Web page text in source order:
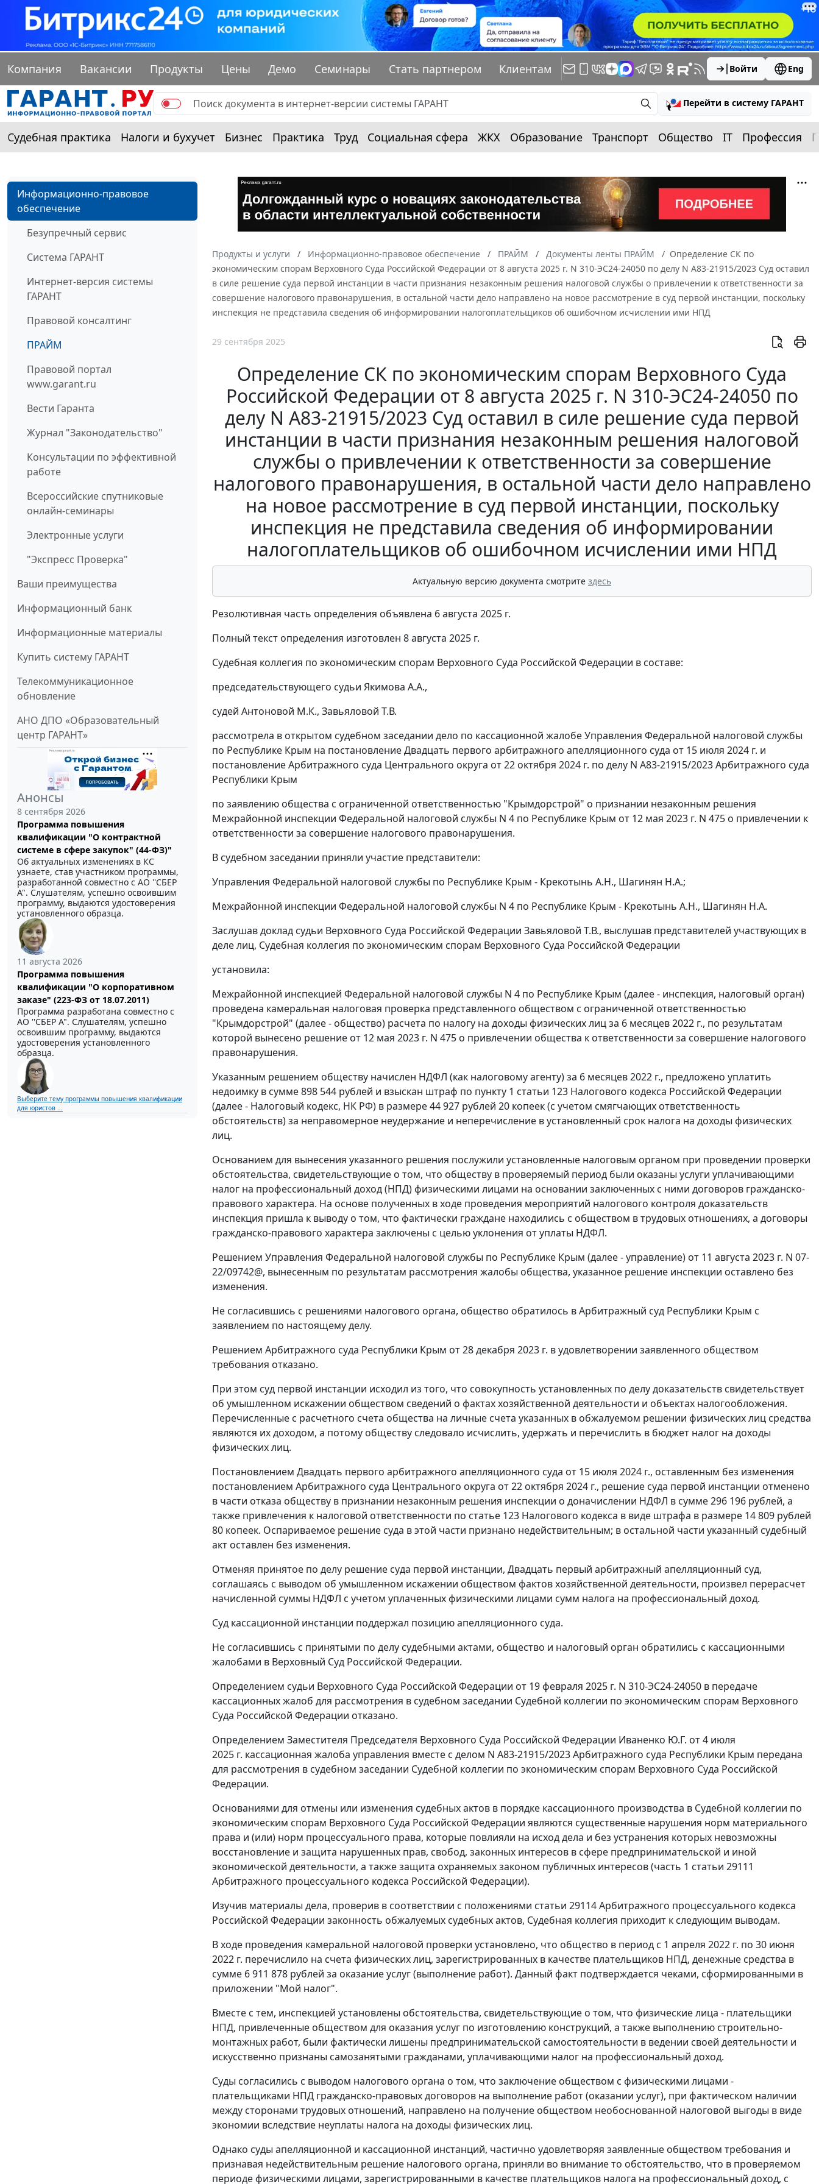
Компания Вакансии Продукты Цены Демо Семинары Стать партнером Клиентам Войти Eng
Перейти в систему ГАРАНТ
Судебная практика Налоги и бухучет Бизнес Практика Труд Социальная сфера ЖКХ Образование Транспорт Общество IT Профессия
Информационно-правовое
обеспечение
Безупречный сервис
Система ГАРАНТ
Интернет-версия системы
ГАРАНТ
Правовой консалтинг
ПРАЙМ
Правовой портал
www.garant.ru
Вести Гаранта
Журнал "Законодательство"
Консультации по эффективной
работе
Всероссийские спутниковые
онлайн-семинары
Электронные услуги
"Экспресс Проверка"
Ваши преимущества
Информационный банк
Информационные материалы
Купить систему ГАРАНТ
Телекоммуникационное
обновление
АНО ДПО «Образовательный
центр ГАРАНТ»
Анонсы
8 сентября 2026
Программа повышения
квалификации "О контрактной
системе в сфере закупок" (44-ФЗ)"
Об актуальных изменениях в КС
узнаете, став участником программы,
разработанной совместно с АО ''СБЕР
А". Слушателям, успешно освоившим
программу, выдаются удостоверения
установленного образца.
11 августа 2026
Программа повышения
квалификации "О корпоративном
заказе" (223-ФЗ от 18.07.2011)
Программа разработана совместно с
АО ''СБЕР А". Слушателям, успешно
освоившим программу, выдаются
удостоверения установленного
образца.
Выберите тему программы повышения квалификации
для юристов ...
Продукты и услуги Информационно-правовое обеспечение ПРАЙМ Документы ленты ПРАЙМ
Определение СК по
экономическим спорам Верховного Суда Российской Федерации от 8 августа 2025 г. N 310-ЭС24-24050 по делу N А83-21915/2023 Суд оставил
в силе решение суда первой инстанции в части признания незаконным решения налоговой службы о привлечении к ответственности за
совершение налогового правонарушения, в остальной части дело направлено на новое рассмотрение в суд первой инстанции, поскольку
инспекция не представила сведения об информировании налогоплательщиков об ошибочном исчислении ими НПД
29 сентября 2025
Определение СК по экономическим спорам Верховного Суда
Российской Федерации от 8 августа 2025 г. N 310-ЭС24-24050 по
делу N А83-21915/2023 Суд оставил в силе решение суда первой
инстанции в части признания незаконным решения налоговой
службы о привлечении к ответственности за совершение
налогового правонарушения, в остальной части дело направлено
на новое рассмотрение в суд первой инстанции, поскольку
инспекция не представила сведения об информировании
налогоплательщиков об ошибочном исчислении ими НПД
Актуальную версию документа смотрите здесь
Резолютивная часть определения объявлена 6 августа 2025 г.
Полный текст определения изготовлен 8 августа 2025 г.
Судебная коллегия по экономическим спорам Верховного Суда Российской Федерации в составе:
председательствующего судьи Якимова А.А.,
судей Антоновой М.К., Завьяловой Т.В.
рассмотрела в открытом судебном заседании дело по кассационной жалобе Управления Федеральной налоговой службы
по Республике Крым на постановление Двадцать первого арбитражного апелляционного суда от 15 июля 2024 г. и
постановление Арбитражного суда Центрального округа от 22 октября 2024 г. по делу N А83-21915/2023 Арбитражного суда
Республики Крым
по заявлению общества с ограниченной ответственностью "Крымдорстрой" о признании незаконным решения
Межрайонной инспекции Федеральной налоговой службы N 4 по Республике Крым от 12 мая 2023 г. N 475 о привлечении к
ответственности за совершение налогового правонарушения.
В судебном заседании приняли участие представители:
Управления Федеральной налоговой службы по Республике Крым - Крекотынь А.Н., Шагинян Н.А.;
Межрайонной инспекции Федеральной налоговой службы N 4 по Республике Крым - Крекотынь А.Н., Шагинян Н.А.
Заслушав доклад судьи Верховного Суда Российской Федерации Завьяловой Т.В., выслушав представителей участвующих в
деле лиц, Судебная коллегия по экономическим спорам Верховного Суда Российской Федерации
установила:
Межрайонной инспекцией Федеральной налоговой службы N 4 по Республике Крым (далее - инспекция, налоговый орган)
проведена камеральная налоговая проверка представленного обществом с ограниченной ответственностью
"Крымдорстрой" (далее - общество) расчета по налогу на доходы физических лиц за 6 месяцев 2022 г., по результатам
которой вынесено решение от 12 мая 2023 г. N 475 о привлечении общества к ответственности за совершение налогового
правонарушения.
Указанным решением обществу начислен НДФЛ (как налоговому агенту) за 6 месяцев 2022 г., предложено уплатить
недоимку в сумме 898 544 рублей и взыскан штраф по пункту 1 статьи 123 Налогового кодекса Российской Федерации
(далее - Налоговый кодекс, НК РФ) в размере 44 927 рублей 20 копеек (с учетом смягчающих ответственность
обстоятельств) за неправомерное неудержание и неперечисление в установленный срок налога на доходы физических
лиц.
Основанием для вынесения указанного решения послужили установленные налоговым органом при проведении проверки
обстоятельства, свидетельствующие о том, что обществу в проверяемый период были оказаны услуги уплачивающими
налог на профессиональный доход (НПД) физическими лицами на основании заключенных с ними договоров гражданско-
правового характера. На основе полученных в ходе проведения мероприятий налогового контроля доказательств
инспекция пришла к выводу о том, что фактически граждане находились с обществом в трудовых отношениях, а договоры
гражданско-правового характера заключены с целью уклонения от уплаты НДФЛ.
Решением Управления Федеральной налоговой службы по Республике Крым (далее - управление) от 11 августа 2023 г. N 07-
22/09742@, вынесенным по результатам рассмотрения жалобы общества, указанное решение инспекции оставлено без
изменения.
Не согласившись с решениями налогового органа, общество обратилось в Арбитражный суд Республики Крым с
заявлением по настоящему делу.
Решением Арбитражного суда Республики Крым от 28 декабря 2023 г. в удовлетворении заявленного обществом
требования отказано.
При этом суд первой инстанции исходил из того, что совокупность установленных по делу доказательств свидетельствует
об умышленном искажении обществом сведений о фактах хозяйственной деятельности и объектах налогообложения.
Перечисленные с расчетного счета общества на личные счета указанных в обжалуемом решении физических лиц средства
являются их доходом, а потому обществу следовало исчислить, удержать и перечислить в бюджет налог на доходы
физических лиц.
Постановлением Двадцать первого арбитражного апелляционного суда от 15 июля 2024 г., оставленным без изменения
постановлением Арбитражного суда Центрального округа от 22 октября 2024 г., решение суда первой инстанции отменено
в части отказа обществу в признании незаконным решения инспекции о доначислении НДФЛ в сумме 296 196 рублей, а
также привлечения к налоговой ответственности по статье 123 Налогового кодекса в виде штрафа в размере 14 809 рублей
80 копеек. Оспариваемое решение суда в этой части признано недействительным; в остальной части указанный судебный
акт оставлен без изменения.
Отменяя принятое по делу решение суда первой инстанции, Двадцать первый арбитражный апелляционный суд,
соглашаясь с выводом об умышленном искажении обществом фактов хозяйственной деятельности, произвел перерасчет
начисленной суммы НДФЛ с учетом уплаченных физическими лицами сумм налога на профессиональный доход.
Суд кассационной инстанции поддержал позицию апелляционного суда.
Не согласившись с принятыми по делу судебными актами, общество и налоговый орган обратились с кассационными
жалобами в Верховный Суд Российской Федерации.
Определением судьи Верховного Суда Российской Федерации от 19 февраля 2025 г. N 310-ЭС24-24050 в передаче
кассационных жалоб для рассмотрения в судебном заседании Судебной коллегии по экономическим спорам Верховного
Суда Российской Федерации отказано.
Определением Заместителя Председателя Верховного Суда Российской Федерации Иваненко Ю.Г. от 4 июля
2025 г. кассационная жалоба управления вместе с делом N А83-21915/2023 Арбитражного суда Республики Крым передана
для рассмотрения в судебном заседании Судебной коллегии по экономическим спорам Верховного Суда Российской
Федерации.
Основаниями для отмены или изменения судебных актов в порядке кассационного производства в Судебной коллегии по
экономическим спорам Верховного Суда Российской Федерации являются существенные нарушения норм материального
права и (или) норм процессуального права, которые повлияли на исход дела и без устранения которых невозможны
восстановление и защита нарушенных прав, свобод, законных интересов в сфере предпринимательской и иной
экономической деятельности, а также защита охраняемых законом публичных интересов (часть 1 статьи 29111
Арбитражного процессуального кодекса Российской Федерации).
Изучив материалы дела, проверив в соответствии с положениями статьи 29114 Арбитражного процессуального кодекса
Российской Федерации законность обжалуемых судебных актов, Судебная коллегия приходит к следующим выводам.
В ходе проведения камеральной налоговой проверки установлено, что общество в период с 1 апреля 2022 г. по 30 июня
2022 г. перечислило на счета физических лиц, зарегистрированных в качестве плательщиков НПД, денежные средства в
сумме 6 911 878 рублей за оказание услуг (выполнение работ). Данный факт подтверждается чеками, сформированными в
приложении "Мой налог".
Вместе с тем, инспекцией установлены обстоятельства, свидетельствующие о том, что физические лица - плательщики
НПД, привлеченные обществом для оказания услуг по изготовлению конструкций, а также выполнению строительно-
монтажных работ, были фактически лишены предпринимательской самостоятельности в ведении своей деятельности и
искусственно признаны самозанятыми гражданами, уплачивающими налог на профессиональный доход.
Суды согласились с выводом налогового органа о том, что заключение обществом с физическими лицами -
плательщиками НПД гражданско-правовых договоров на выполнение работ (оказании услуг), при фактическом наличии
между сторонами трудовых отношений, направлено на получение обществом необоснованной налоговой выгоды в виде
экономии вследствие неуплаты налога на доходы физических лиц.
Однако суды апелляционной и кассационной инстанций, частично удовлетворяя заявленные обществом требования и
признавая недействительным решение налогового органа, приняли во внимание то обстоятельство, что в проверяемом
периоде физическими лицами, зарегистрированными в качестве плательщиков налога на профессиональный доход, с